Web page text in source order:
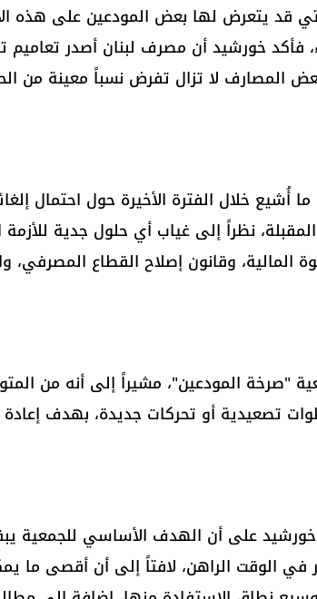
قد يتعرض لها بعض المودعين على هذه
فأكد خورشيد أن مصرف لبنان أصدر
المصارف لا تزال تفرض نسباً معينة من
خلال الفترة الأخيرة حول احتمال
نظراً إلى غياب أي حلول جدية للأزمة
المالية، وقانون إصلاح القطاع المصرفي،
المودعين"، مشيراً إلى أنه من
تصعيدية أو تحركات جديدة، بهدف
على أن الهدف الأساسي للجمعية يبقى
في الوقت الراهن، لافتاً إلى أن أقصى ما